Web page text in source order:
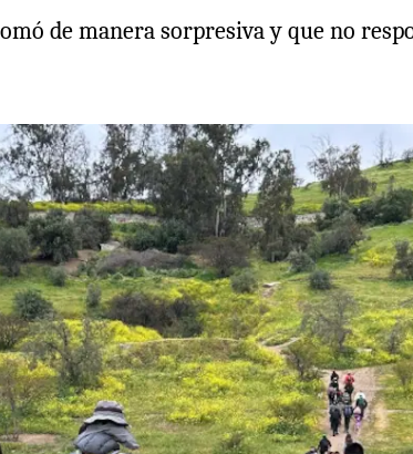
de manera sorpresiva y que no